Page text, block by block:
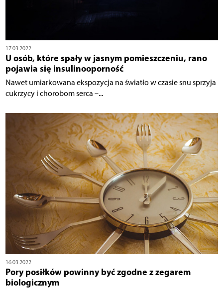
17.03.2022
U osób, które spały w jasnym pomieszczeniu, rano
pojawia się insulinooporność
Nawet umiarkowana ekspozycja na światło w czasie snu sprzyja
cukrzycy i chorobom serca –...
16.03.2022
Pory posiłków powinny być zgodne z zegarem
biologicznym